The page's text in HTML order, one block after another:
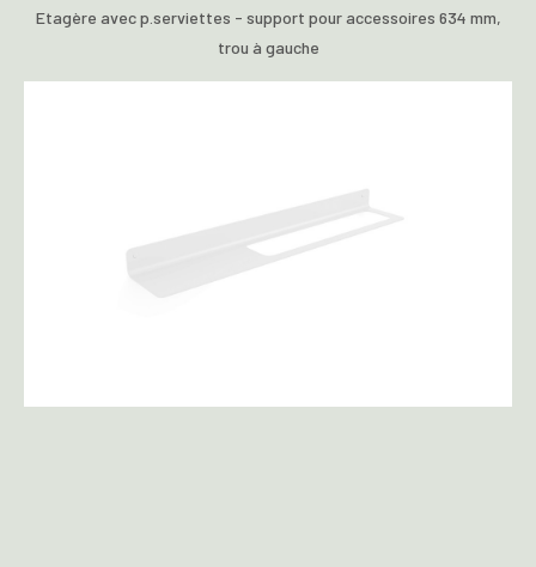
Etagère avec p.serviettes - support pour accessoires 634 mm,
trou à gauche